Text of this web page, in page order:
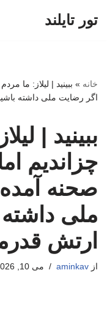
تور تایلند
خانه » ببینید | لیلاز: ما
اگر رضایت ملی داشته
ببینید |
چزاندیم
صحنه
ملی داشته
ارتش
از aminkav می 10, 2026